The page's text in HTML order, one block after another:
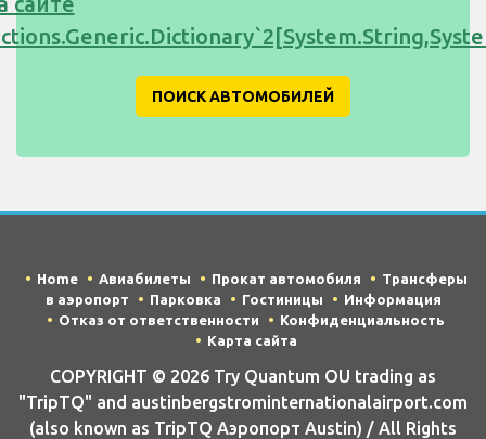
ПОИСК АВТОМОБИЛЕЙ
Home Авиабилеты Прокат автомобиля
Трансферы
в аэропорт
Парковка Гостиницы
Информация
Отказ от ответственности
Конфиденциальность
Карта сайта
COPYRIGHT © 2026 Try Quantum OU trading as
"TripTQ" and austinbergstrominternationalairport.com
(also known as TripTQ Аэропорт Austin) / All Rights